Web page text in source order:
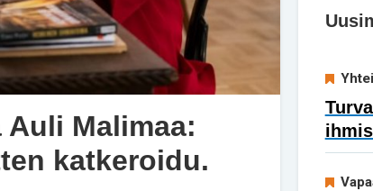
Malimaa:
katkeroidu.